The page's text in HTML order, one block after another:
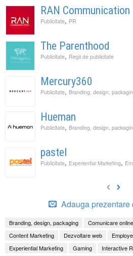
RAN Communication
Publicitate, PR
The Parenthood
Publicitate, Regii de publicitate
Mercury360
Publicitate, Branding, design,
Hueman
Publicitate, Branding, design,
pastel
Publicitate, Experiential Marketing,
Adauga prezentare
Branding, design, packaging Comunicare online
Content Marketing
Dezvoltare web
Experiential Marketing
Gaming Interactive